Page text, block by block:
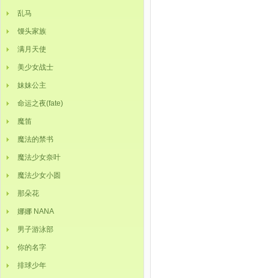
乱马
馒头家族
满月天使
美少女战士
妹妹公主
命运之夜(fate)
魔笛
魔法的禁书
魔法少女奈叶
魔法少女小圆
那朵花
娜娜 NANA
男子游泳部
你的名字
排球少年